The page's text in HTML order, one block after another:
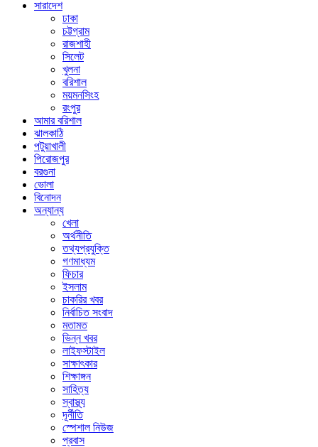
সারাদেশ
ঢাকা
চট্টগ্রাম
রাজশাহী
সিলেট
খুলনা
বরিশাল
ময়মনসিংহ
রংপুর
আমার বরিশাল
ঝালকাঠি
পটুয়াখালী
পিরোজপুর
বরগুনা
ভোলা
বিনোদন
অন্যান্য
খেলা
অর্থনীতি
তথ্যপ্রযুক্তি
গণমাধ্যম
ফিচার
ইসলাম
চাকরির খবর
নির্বাচিত সংবাদ
মতামত
ভিন্ন খবর
লাইফস্টাইল
সাক্ষাৎকার
শিক্ষাঙ্গন
সাহিত্য
স্বাস্থ্য
দূর্নীতি
স্পেশাল নিউজ
প্রবাস